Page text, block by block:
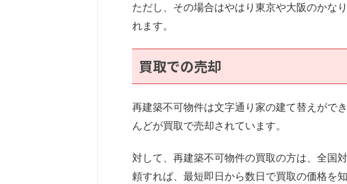
ただし、その場合はやはり東京や大阪のかな
れます。
買取での売却
再建築不可物件は文字通り家の建て替えがで
んどが買取で売却されています。
対して、再建築不可物件の買取の方は、全国
頼すれば、最短即日から数日で買取の価格を知